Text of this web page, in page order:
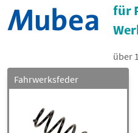
für
über
Fahrwerksfeder